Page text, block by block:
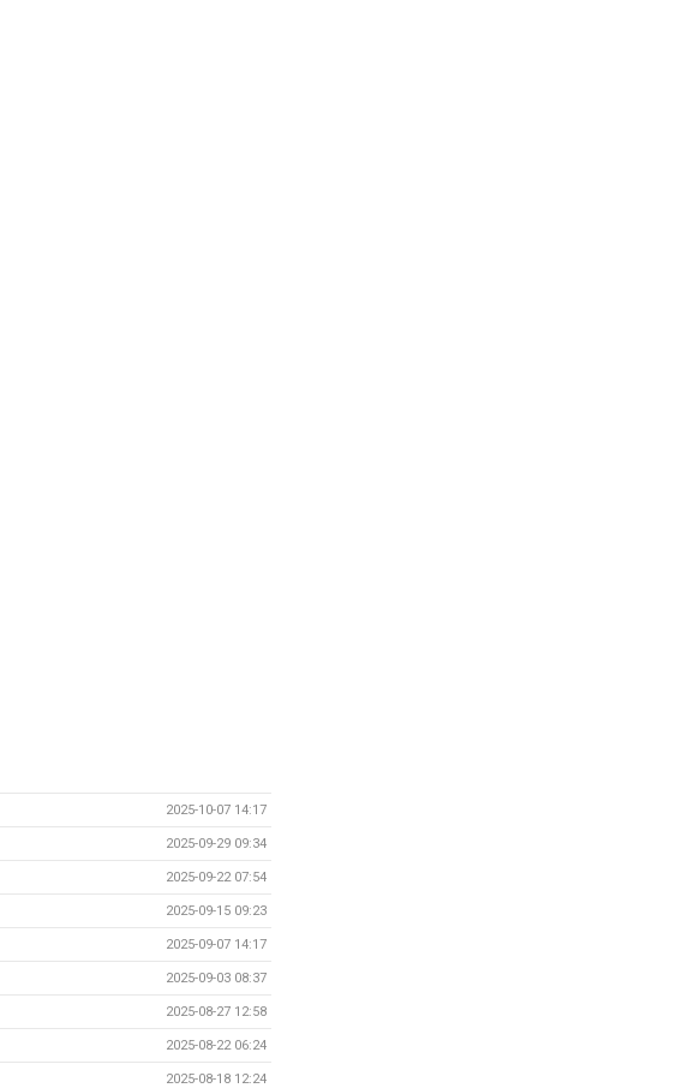
2025-10-07 14:17
2025-09-29 09:34
2025-09-22 07:54
2025-09-15 09:23
2025-09-07 14:17
2025-09-03 08:37
2025-08-27 12:58
2025-08-22 06:24
2025-08-18 12:24